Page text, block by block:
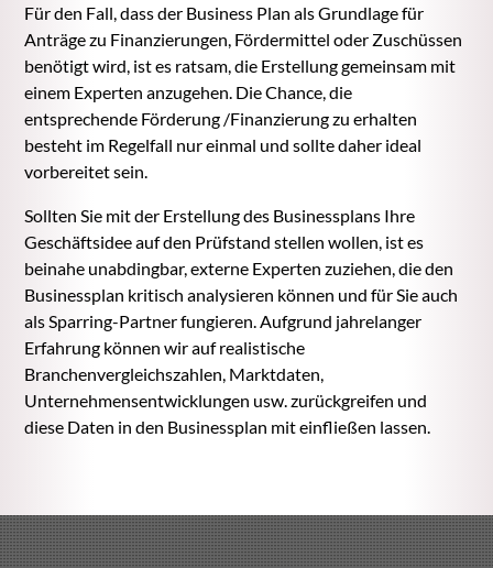
Für den Fall, dass der Business Plan als Grundlage für
Anträge zu Finanzierungen, Fördermittel oder Zuschüssen
benötigt wird, ist es ratsam, die Erstellung gemeinsam mit
einem Experten anzugehen. Die Chance, die
entsprechende Förderung /Finanzierung zu erhalten
besteht im Regelfall nur einmal und sollte daher ideal
vorbereitet sein.
Sollten Sie mit der Erstellung des Businessplans Ihre
Geschäftsidee auf den Prüfstand stellen wollen, ist es
beinahe unabdingbar, externe Experten zuziehen, die den
Businessplan kritisch analysieren können und für Sie auch
als Sparring-Partner fungieren. Aufgrund jahrelanger
Erfahrung können wir auf realistische
Branchenvergleichszahlen, Marktdaten,
Unternehmensentwicklungen usw. zurückgreifen und
diese Daten in den Businessplan mit einfließen lassen.